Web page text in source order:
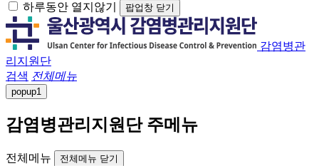
하루동안 열지않기 팝업창 닫기
감염병관
리지원단
검색 전체메뉴
popup1
감염병관리지원단 주메뉴
전체메뉴 전체메뉴 닫기